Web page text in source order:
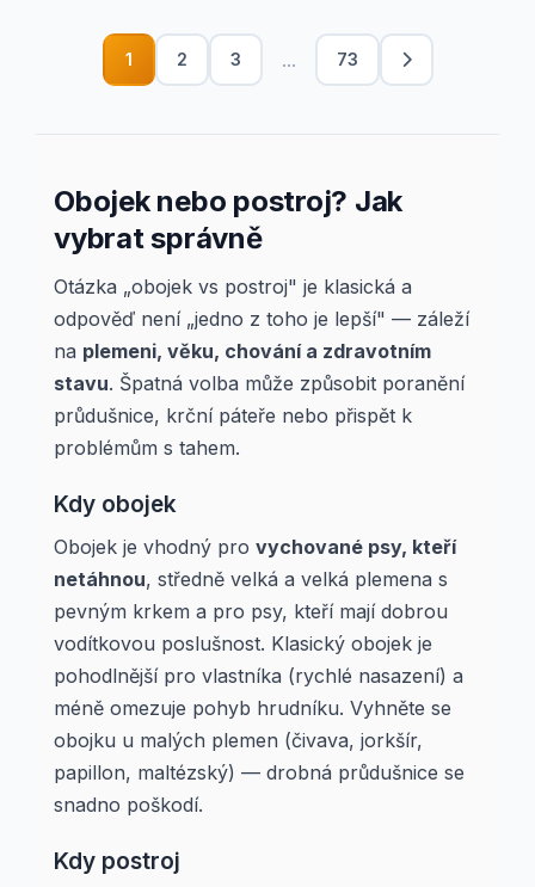
1 2 3 ... 73
Obojek nebo postroj? Jak
vybrat správně
Otázka „obojek vs postroj" je klasická a
odpověď není „jedno z toho je lepší" — záleží
na plemeni, věku, chování a zdravotním
stavu. Špatná volba může způsobit poranění
průdušnice, krční páteře nebo přispět k
problémům s tahem.
Kdy obojek
Obojek je vhodný pro vychované psy, kteří
netáhnou, středně velká a velká plemena s
pevným krkem a pro psy, kteří mají dobrou
vodítkovou poslušnost. Klasický obojek je
pohodlnější pro vlastníka (rychlé nasazení) a
méně omezuje pohyb hrudníku. Vyhněte se
obojku u malých plemen (čivava, jorkšír,
papillon, maltézský) — drobná průdušnice se
snadno poškodí.
Kdy postroj